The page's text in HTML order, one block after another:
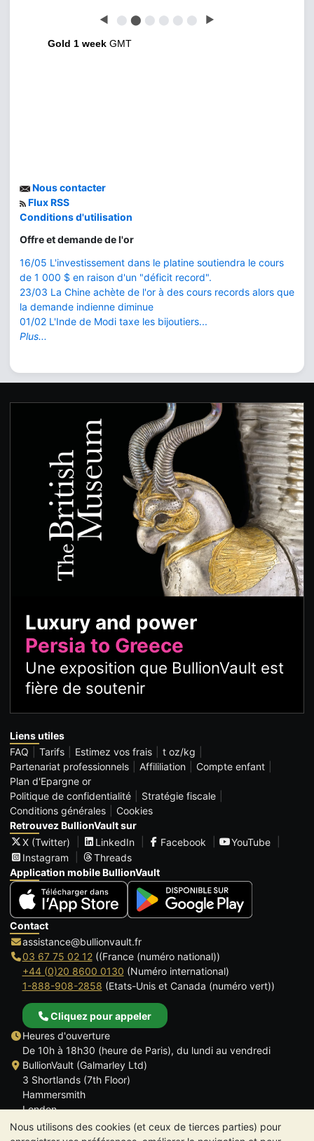
Nous utilisons des cookies (et ceux de tierces parties) pour
◀ ⬤ ⬤ ⬤ ⬤ ⬤ ⬤ ▶
Gold 1 week GMT
Nous contacter
Flux RSS
Conditions d'utilisation
Offre et demande de l'or
16/05 L'investissement dans le platine soutiendra le cours
de 1 000 $ en raison d'un "déficit record".
23/03 La Chine achète de l'or à des cours records alors que
la demande indienne diminue
01/02 L'Inde de Modi taxe les bijoutiers...
Plus...
Luxury and power
Persia to Greece
Une exposition que BullionVault est
fière de soutenir
Liens utiles
FAQ
Tarifs Estimez vos frais
t oz/kg
Partenariat professionnels
Affililiation
Compte enfant
Plan d'Epargne or
Politique de confidentialité
Stratégie fiscale
Conditions générales
Cookies
Retrouvez BullionVault sur
X (Twitter)
LinkedIn Facebook
YouTube
Instagram
Threads
Application mobile BullionVault
Contact
assistance@bullionvault.fr
03 67 75 02 12((France (numéro national))
+44 (0)20 8600 0130 (Numéro international)
1-888-908-2858 (Etats-Unis et Canada (numéro vert))
Cliquez pour appeler
Heures d'ouverture
De 10h à 18h30 (heure de Paris), du lundi au vendredi
BullionVault (Galmarley Ltd)
3 Shortlands (7th Floor)
Hammersmith
London
W6 8DA
ROYAUME UNI